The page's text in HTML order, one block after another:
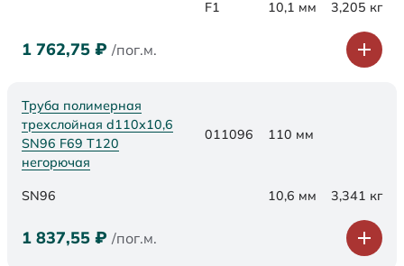
F1 10,1 мм 3,205 кг
1 762,75 ₽ /пог.м.
Труба полимерная
трехслойная d110х10,6
SN96 F69 Т120
негорючая
011096 110 мм
SN96 10,6 мм 3,341 кг
1 837,55 ₽ /пог.м.